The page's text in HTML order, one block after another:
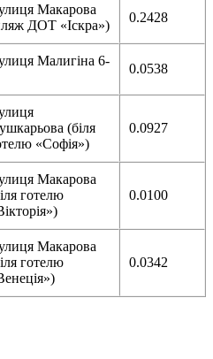
Макарова
ДОТ «Іскра»)
0.2428
Малигіна 6-
0.0538
(біля
«Софія»)
0.0927
Макарова
готелю
0.0100
Макарова
готелю
0.0342